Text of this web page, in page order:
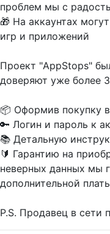
проблем мы с
🎁 На аккаунтах
игр и приложений
Проект "AppStops"
доверяют уже более
📦 Оформив покупку
🔑 Логин и пароль к
📚 Детальную
🔰 Гарантию на
неверных данных мы
дополнительной
P.S. Продавец в сети